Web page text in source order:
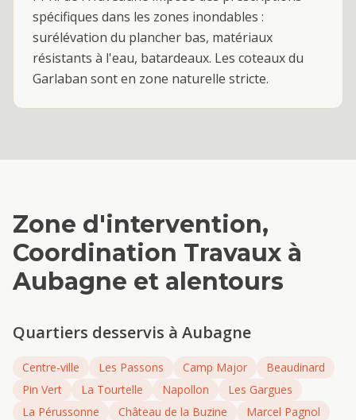
spécifiques dans les zones inondables :
surélévation du plancher bas, matériaux
résistants à l'eau, batardeaux. Les coteaux du
Garlaban sont en zone naturelle stricte.
Zone d'intervention,
Coordination Travaux à
Aubagne et alentours
Quartiers desservis à Aubagne
Centre-ville Les Passons Camp Major
Beaudinard
Pin Vert
La Tourtelle Napollon
Les Gargues
La Pérussonne
Château de la Buzine Marcel Pagnol